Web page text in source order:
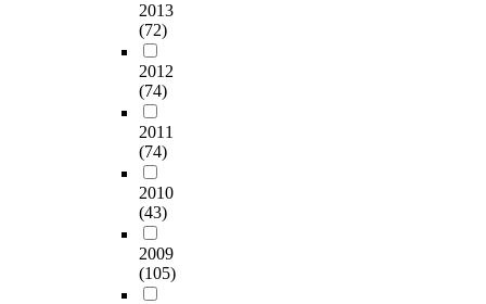
2013
(72)
2012
(74)
2011
(74)
2010
(43)
2009
(105)